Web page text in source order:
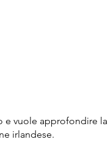
e vuole approfondire
irlandese.